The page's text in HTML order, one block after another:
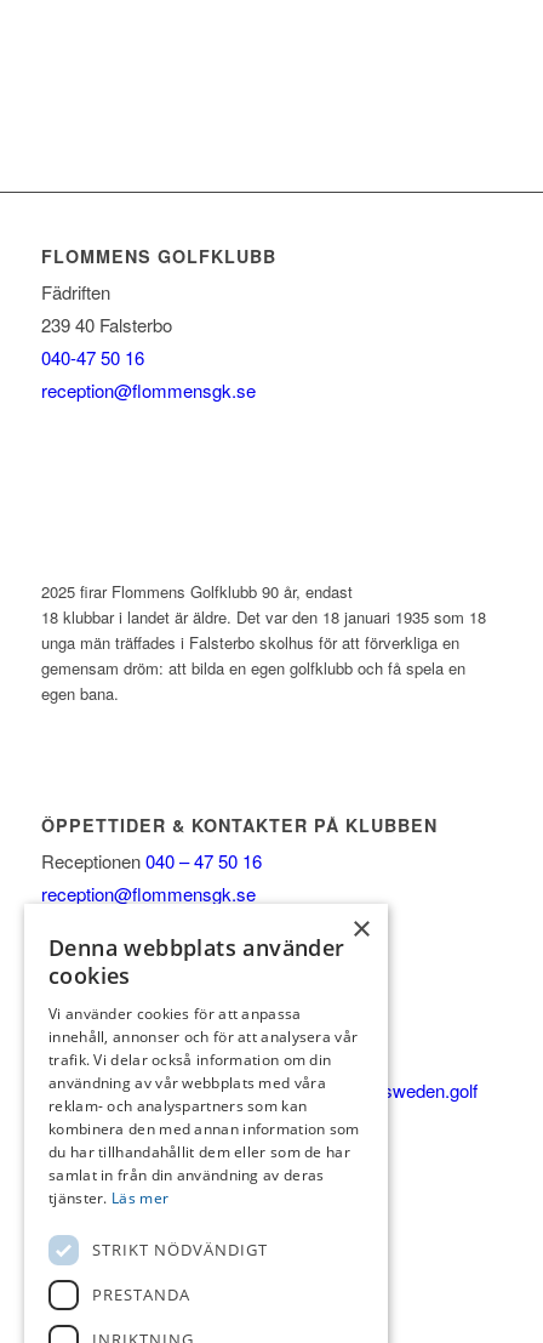
FLOMMENS GOLFKLUBB
Fädriften
239 40 Falsterbo
040-47 50 16
reception@flommensgk.se
2025 firar Flommens Golfklubb 90 år, endast
18 klubbar i landet är äldre. Det var den 18 januari 1935 som 18
unga män träffades i Falsterbo skolhus för att förverkliga en
gemensam dröm: att bilda en egen golfklubb och få spela en
egen bana.
ÖPPETTIDER & KONTAKTER PÅ KLUBBEN
Receptionen040 – 47 50 16
reception@flommensgk.se
Helg & helgdagar 8-15
Golfshop/Pro:
Vardagar 8-17
Helg & helgdagar 8-15
Shop 0735-45 90 08petter.bengtsson@pgasweden.golf
KÖKET
Alla dagar 9-20
Varma köket 11:30-16
Catering & event 0736 79 77 52
koket@koketkrog.se
×
Denna webbplats använder
cookies
Vi använder cookies för att anpassa
innehåll, annonser och för att analysera vår
trafik. Vi delar också information om din
användning av vår webbplats med våra
reklam- och analyspartners som kan
kombinera den med annan information som
du har tillhandahållit dem eller som de har
samlat in från din användning av deras
tjänster. Läs mer
STRIKT NÖDVÄNDIGT
PRESTANDA